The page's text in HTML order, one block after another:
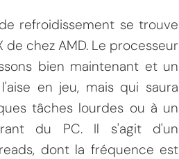
refroidissement se trouve
de chez AMD. Le processeur
bien maintenant et un
en jeu, mais qui saura
tâches lourdes ou à un
du PC. Il s'agit d'un
dont la fréquence est